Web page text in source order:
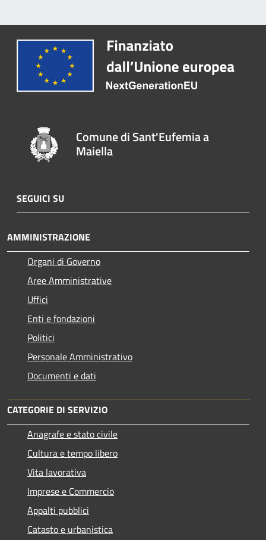
Comune di Sant'Eufemia a
Maiella
SEGUICI SU
AMMINISTRAZIONE
Organi di Governo
Aree Amministrative
Uffici
Enti e fondazioni
Politici
Personale Amministrativo
Documenti e dati
CATEGORIE DI SERVIZIO
Anagrafe e stato civile
Cultura e tempo libero
Vita lavorativa
Imprese e Commercio
Appalti pubblici
Catasto e urbanistica